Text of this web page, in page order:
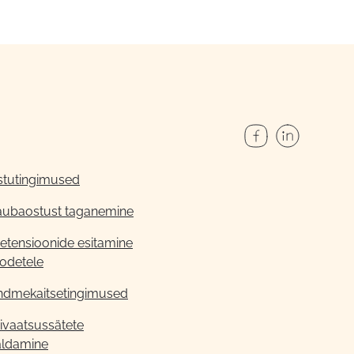
taganemine
esitamine